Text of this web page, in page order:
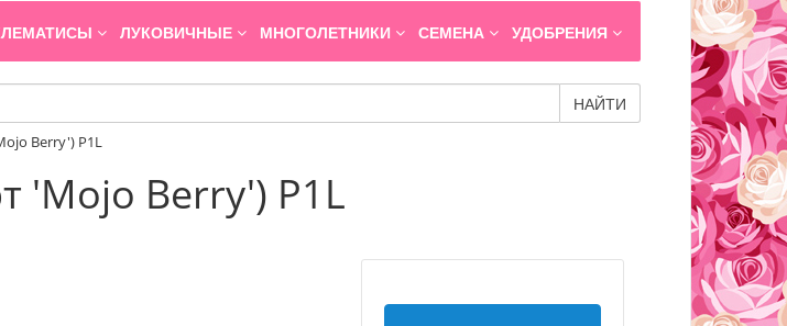
ЛУКОВИЧНЫЕ МНОГОЛЕТНИКИ СЕМЕНА УДОБРЕНИЯ
НАЙТИ
Berry') P1L
'Mojo Berry') P1L